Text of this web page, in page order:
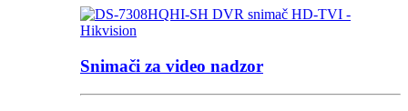
Snimači za video nadzor